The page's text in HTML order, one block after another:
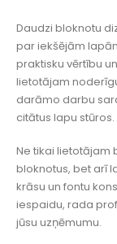
Daudzi bloknotu
par iekšējām
praktisku vērtību
lietotājam
darāmo darbu
citātus lapu stūros.
Ne tikai lietotājam
bloknotus, bet arī
krāsu un fontu
iespaidu, rada
jūsu uzņēmumu.